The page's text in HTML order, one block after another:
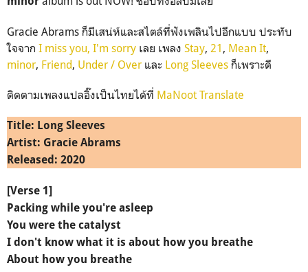
Gracie Abrams ก็มีเสน่ห์และสไตล์ที่ฟังเพลินไปอีกแบบ ประทับ
ใจจาก I miss you, I'm sorry เลย เพลง Stay, 21 , Mean It,
minor, Friend, Under / Over และ Long Sleeves ก็เพราะดี
ติดตามเพลงแปลอิ๊งเป็นไทยได้ที่ MaNoot Translate
Title: Long Sleeves
Artist: Gracie Abrams
Released: 2020
[Verse 1]
Packing while you're asleep
You were the catalyst
I don't know what it is about how you breathe
About how you breathe